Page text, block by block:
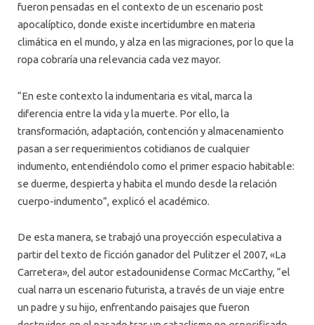
fueron pensadas en el contexto de un escenario post
apocalíptico, donde existe incertidumbre en materia
climática en el mundo, y alza en las migraciones, por lo que la
ropa cobraría una relevancia cada vez mayor.
“En este contexto la indumentaria es vital, marca la
diferencia entre la vida y la muerte. Por ello, la
transformación, adaptación, contención y almacenamiento
pasan a ser requerimientos cotidianos de cualquier
indumento, entendiéndolo como el primer espacio habitable:
se duerme, despierta y habita el mundo desde la relación
cuerpo-indumento”, explicó el académico.
De esta manera, se trabajó una proyección especulativa a
partir del texto de ficción ganador del Pulitzer el 2007, «La
Carretera», del autor estadounidense Cormac McCarthy, “el
cual narra un escenario futurista, a través de un viaje entre
un padre y su hijo, enfrentando paisajes que fueron